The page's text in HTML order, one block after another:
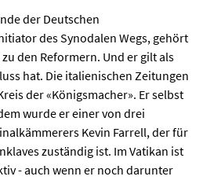
der Deutschen
des Synodalen Wegs, gehört
den Reformern. Und er gilt als
hat. Die italienischen Zeitungen
der «Königsmacher». Er selbst
wurde er einer von drei
Kevin Farrell, der für
zuständig ist. Im Vatikan ist
- auch wenn er noch darunter